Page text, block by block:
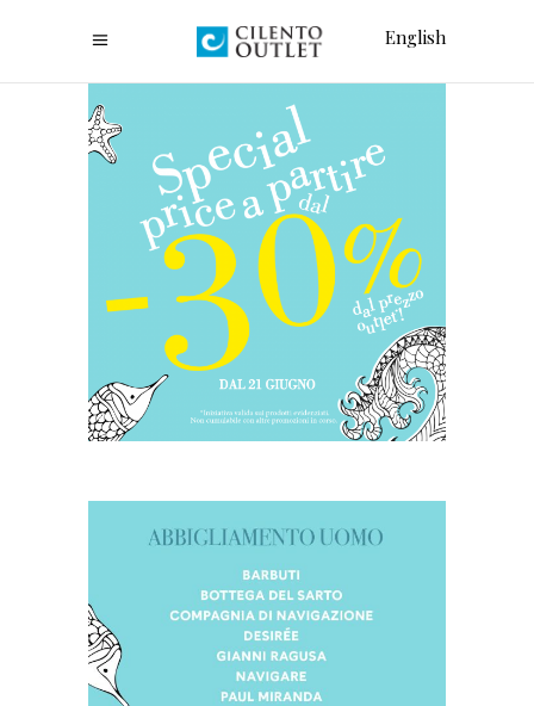
English